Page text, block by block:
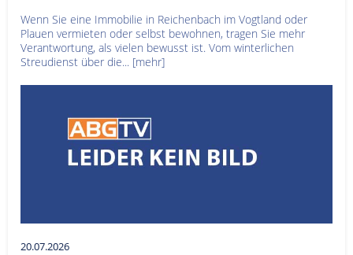
Wenn Sie eine Immobilie in Reichenbach im Vogtland oder
Plauen vermieten oder selbst bewohnen, tragen Sie mehr
Verantwortung, als vielen bewusst ist. Vom winterlichen
Streudienst über die... [mehr]
20.07.2026